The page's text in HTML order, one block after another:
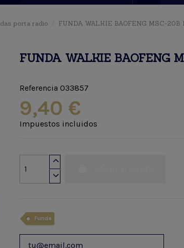
porta radio FUNDA WALKIE BAOFENG MSC-20B
FUNDA WALKIE BAOFENG
Referencia 033857
9,40 €
Impuestos incluidos
Funda